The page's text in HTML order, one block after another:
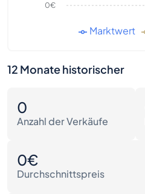
0€
Marktwert
12 Monate historischer
0
Anzahl der Verkäufe
0€
Durchschnittspreis